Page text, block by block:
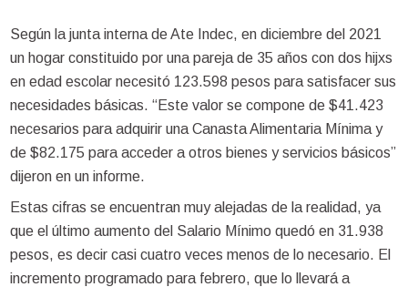
Según la junta interna de Ate Indec, en diciembre del 2021
un hogar constituido por una pareja de 35 años con dos hijxs
en edad escolar necesitó 123.598 pesos para satisfacer sus
necesidades básicas. “Este valor se compone de $41.423
necesarios para adquirir una Canasta Alimentaria Mínima y
de $82.175 para acceder a otros bienes y servicios básicos”
dijeron en un informe.
Estas cifras se encuentran muy alejadas de la realidad, ya
que el último aumento del Salario Mínimo quedó en 31.938
pesos, es decir casi cuatro veces menos de lo necesario. El
incremento programado para febrero, que lo llevará a